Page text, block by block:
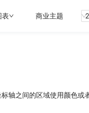
表 商业主题
轴之间的区域使用颜色或